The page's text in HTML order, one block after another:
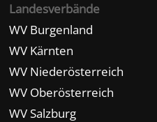
Landesverbände
WV Burgenland
WV Kärnten
WV Niederösterreich
WV Oberösterreich
WV Salzburg